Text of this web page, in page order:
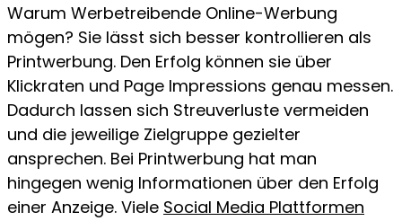
Warum Werbetreibende Online-Werbung
mögen? Sie lässt sich besser kontrollieren als
Printwerbung. Den Erfolg können sie über
Klickraten und Page Impressions genau messen.
Dadurch lassen sich Streuverluste vermeiden
und die jeweilige Zielgruppe gezielter
ansprechen. Bei Printwerbung hat man
hingegen wenig Informationen über den Erfolg
einer Anzeige. Viele Social Media Plattformen